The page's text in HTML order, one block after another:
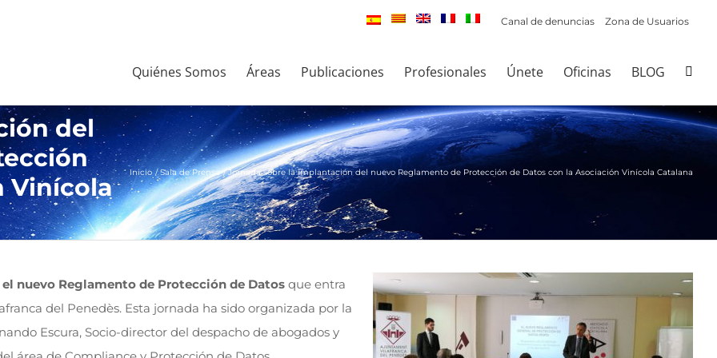
Canal de denuncias Zona de Usuarios
Quiénes Somos Áreas Publicaciones Profesionales Únete Oficinas BLOG
del
Vinícola
Inicio Sala de Prensa Jornada sobre la implantación del nuevo Reglamento de Protección de Datos con la Asociación Vinícola Catalana
nuevo Reglamento de Protección de Datos que entra
del Penedès. Esta jornada ha sido organizada por la
Escura, Socio-director del despacho de abogados y